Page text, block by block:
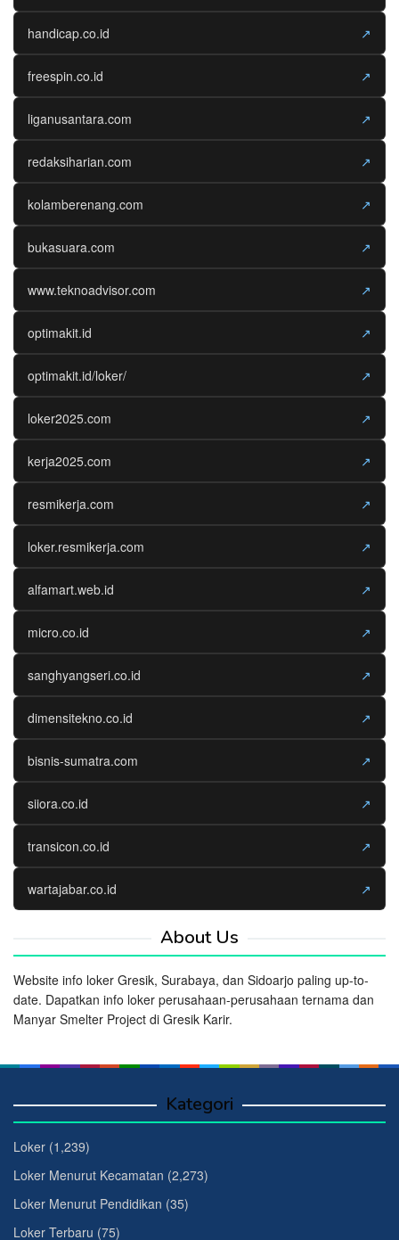
handicap.co.id ↗
freespin.co.id ↗
liganusantara.com ↗
redaksiharian.com ↗
kolamberenang.com ↗
bukasuara.com ↗
www.teknoadvisor.com ↗
optimakit.id ↗
optimakit.id/loker/ ↗
loker2025.com ↗
kerja2025.com ↗
resmikerja.com ↗
loker.resmikerja.com ↗
alfamart.web.id ↗
micro.co.id ↗
sanghyangseri.co.id ↗
dimensitekno.co.id ↗
bisnis-sumatra.com ↗
siiora.co.id ↗
transicon.co.id ↗
wartajabar.co.id ↗
About Us
Website info loker Gresik, Surabaya, dan Sidoarjo paling up-to-
date. Dapatkan info loker perusahaan-perusahaan ternama dan
Manyar Smelter Project di Gresik Karir.
Kategori
Loker (1,239)
Loker Menurut Kecamatan (2,273)
Loker Menurut Pendidikan (35)
Loker Terbaru (75)